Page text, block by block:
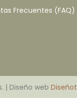
Frecuentes (FAQ)
| Diseño web